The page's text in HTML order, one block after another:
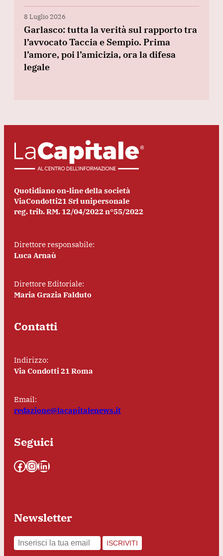
8 Luglio 2026
Garlasco: tutta la verità sul rapporto tra
l’avvocato Taccia e Sempio. Prima
l’amore, poi l’amicizia, ora la difesa
legale
Quotidiano on-line della società
ViaCondotti21 Srl unipersonale
reg. trib. RM. 12/04/2022 n°55/2022
Direttore responsabile:
Luca Arnaù
Direttore Editoriale:
Maria Grazia Falduto
Contatti
Indirizzo:
Via Condotti 21 Roma
Email:
redazione@lacapitalenews.it
Seguici
Facebook InstagramLinkedIn
Newsletter
ISCRIVITI